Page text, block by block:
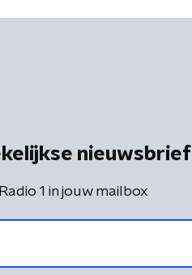
nieuwsbrief
1 in jouw mailbox